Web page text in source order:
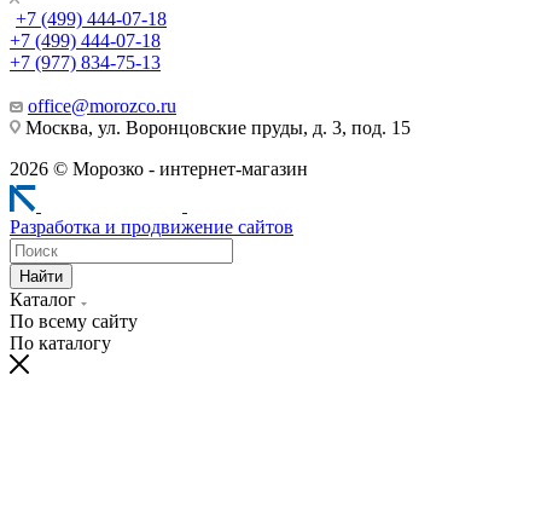
+7 (499) 444-07-18
+7 (499) 444-07-18
+7 (977) 834-75-13
office@morozco.ru
Москва, ул. Воронцовские пруды, д. 3, под. 15
2026 © Морозко - интернет-магазин
Разработка и продвижение сайтов
Найти
Каталог
По всему сайту
По каталогу